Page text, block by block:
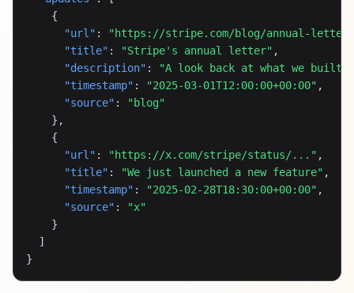
    {
"url" :
"https://stripe.com/blog/annual-letter"
"title" : "Stripe's annual letter" ,
"description" :
"A look back at what we
"timestamp" : "2025-03-01T12:00:00+00:00" ,
"source" :
"blog"
    },
    {
"url" : "https://x.com/stripe/status/..." ,
"title" : "We just launched a new feature" ,
"timestamp" : "2025-02-28T18:30:00+00:00" ,
"source" :
"x"
    }
  ]
}